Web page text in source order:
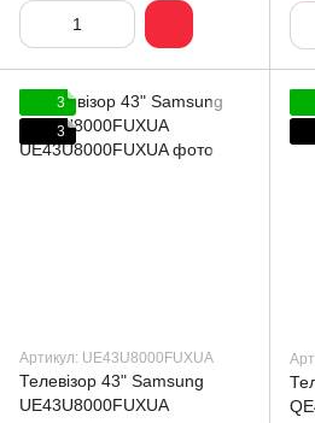
3
3
Артикул: UE43U8000FUXUA
Телевізор 43" Samsung
UE43U8000FUXUA